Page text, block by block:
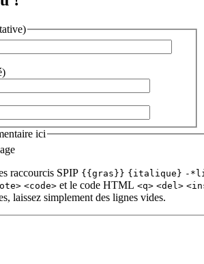
ici
raccourcis SPIP {{gras}} {italique} -
<code> et le code HTML <q> <del>
laissez simplement des lignes vides.